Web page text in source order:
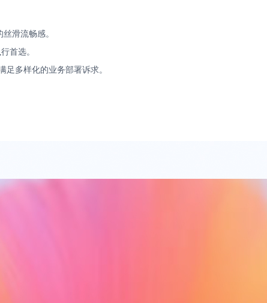
滑流畅感。
首选。
多样化的业务部署诉求。